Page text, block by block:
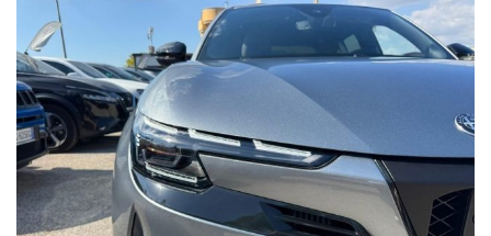
- VALUTAZIONE E RITIRO DEL VOSTRO USATO
- PACCHETTI ASSICURATIVI FURTO INCENDIO & RAPINA
- INSTALLAZIONE DI ANTIFURTI / BLOCK SHAFT
PER ULTERIORI INFORMAZIONI NON ESITARE A
CONTATTARCI,
UNO DEI NOSTRI RESPONSABILI SARA' A TUA DISPOSIZIONE
PER LA SCELTA GIUSTA!!!
!!AL FINE DI GARANTIRVI UN MIGLIOR SERVIZIO
E'PREFERIBILE FISSARE UN APPUNTAMENTO CON UN
NOSTRO VENDITORE !!